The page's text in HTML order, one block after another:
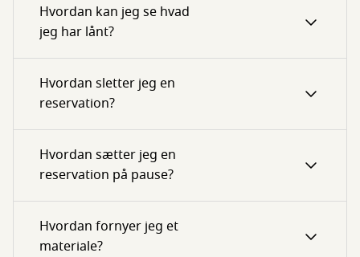
Hvordan kan jeg se hvad
jeg har lånt?
Hvordan sletter jeg en
reservation?
Hvordan sætter jeg en
reservation på pause?
Hvordan fornyer jeg et
materiale?